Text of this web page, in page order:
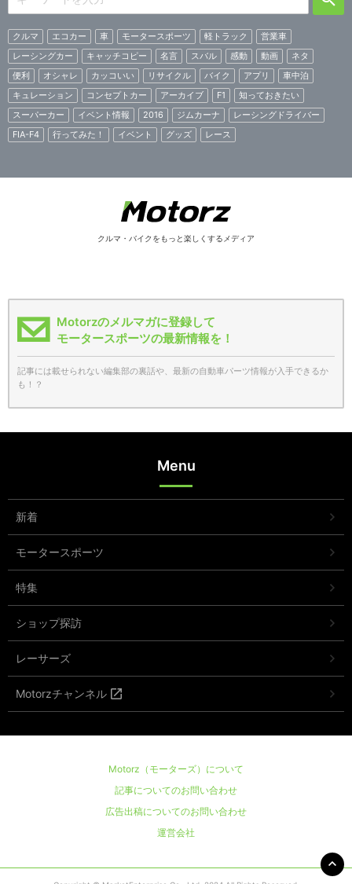
クルマ エコカー 車 モータースポーツ 軽トラック
営業車
レーシングカー
キャッチコピー 名言 スバル 感動 動画
ネタ
便利
オシャレ カッコいい リサイクル バイク アプリ
車中泊
キュレーション
コンセプトカー アーカイブ F1
知っておきたい
スーパーカー
イベント情報 2016 ジムカーナ
レーシングドライバー
FIA-F4
行ってみた！ イベント グッズ レース
クルマ・バイクをもっと楽しくするメディア
Motorzのメルマガに登録して
モータースポーツの最新情報を！
記事には載せられない編集部の裏話や、最新の自動車パーツ情報が入手できるか
も！？
Menu
新着
モータースポーツ
特集
ショップ探訪
レーサーズ
Motorzチャンネル
Motorz（モーターズ）について
記事についてのお問い合わせ
広告出稿についてのお問い合わせ
運営会社